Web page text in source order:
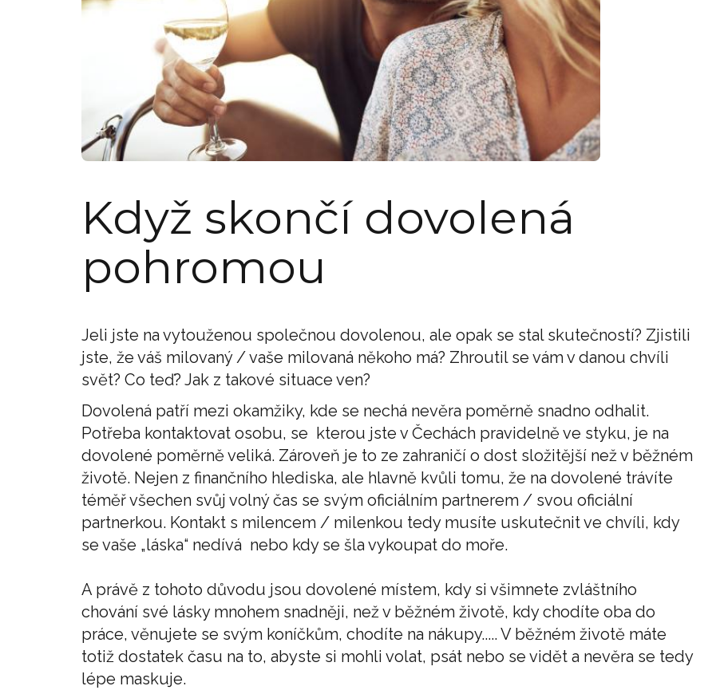
Když skončí dovolená
pohromou
Jeli jste na vytouženou společnou dovolenou, ale opak se stal skutečností? Zjistili
jste, že váš milovaný / vaše milovaná někoho má? Zhroutil se vám v danou chvíli
svět? Co teď? Jak z takové situace ven?
Dovolená patří mezi okamžiky, kde se nechá nevěra poměrně snadno odhalit.
Potřeba kontaktovat osobu, se kterou jste v Čechách pravidelně ve styku, je na
dovolené poměrně veliká. Zároveň je to ze zahraničí o dost složitější než v běžném
životě. Nejen z finančního hlediska, ale hlavně kvůli tomu, že na dovolené trávíte
téměř všechen svůj volný čas se svým oficiálním partnerem / svou oficiální
partnerkou. Kontakt s milencem / milenkou tedy musíte uskutečnit ve chvíli, kdy
se vaše „láska“ nedívá nebo kdy se šla vykoupat do moře.
A právě z tohoto důvodu jsou dovolené místem, kdy si všimnete zvláštního
chování své lásky mnohem snadněji, než v běžném životě, kdy chodíte oba do
práce, věnujete se svým koníčkům, chodíte na nákupy..... V běžném životě máte
totiž dostatek času na to, abyste si mohli volat, psát nebo se vidět a nevěra se tedy
lépe maskuje.